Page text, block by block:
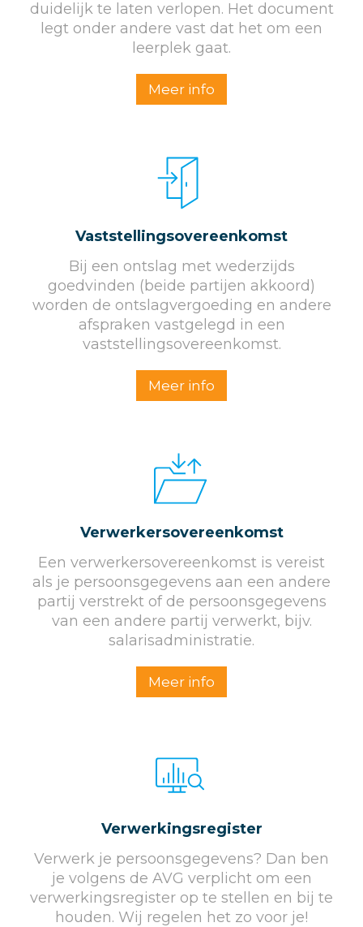
duidelijk te laten verlopen. Het document
legt onder andere vast dat het om een
leerplek gaat.
Meer info
Vaststellings­overeenkomst
Bij een ontslag met wederzijds
goedvinden (beide partijen akkoord)
worden de ontslagvergoeding en andere
afspraken vastgelegd in een
vaststellingsovereenkomst.
Meer info
Verwerkersovereenkomst
Een verwerkersovereenkomst is vereist
als je persoonsgegevens aan een andere
partij verstrekt of de persoonsgegevens
van een andere partij verwerkt, bijv.
salarisadministratie.
Meer info
Verwerkings­register
Verwerk je persoonsgegevens? Dan ben
je volgens de AVG verplicht om een
verwerkingsregister op te stellen en bij te
houden. Wij regelen het zo voor je!